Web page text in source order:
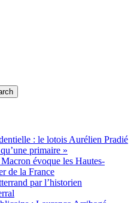
: le lotois Aurélien Pradié
primaire »
évoque les Hautes-
de la France
par l’historien